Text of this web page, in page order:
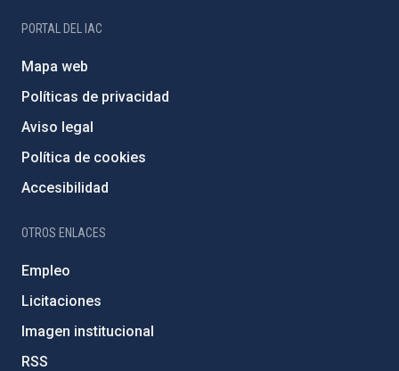
PORTAL DEL IAC
Mapa web
Políticas de privacidad
Aviso legal
Política de cookies
Accesibilidad
OTROS ENLACES
Empleo
Licitaciones
Imagen institucional
RSS